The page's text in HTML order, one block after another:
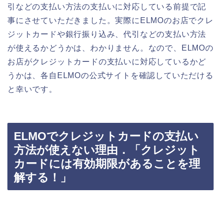
引などの支払い方法の支払いに対応している前提で記
事にさせていただきました。実際にELMOのお店でクレ
ジットカードや銀行振り込み、代引などの支払い方法
が使えるかどうかは、わかりません。なので、ELMOの
お店がクレジットカードの支払いに対応しているかど
うかは、各自ELMOの公式サイトを確認していただける
と幸いです。
ELMOでクレジットカードの支払い
方法が使えない理由．「クレジット
カードには有効期限があることを理
解する！」